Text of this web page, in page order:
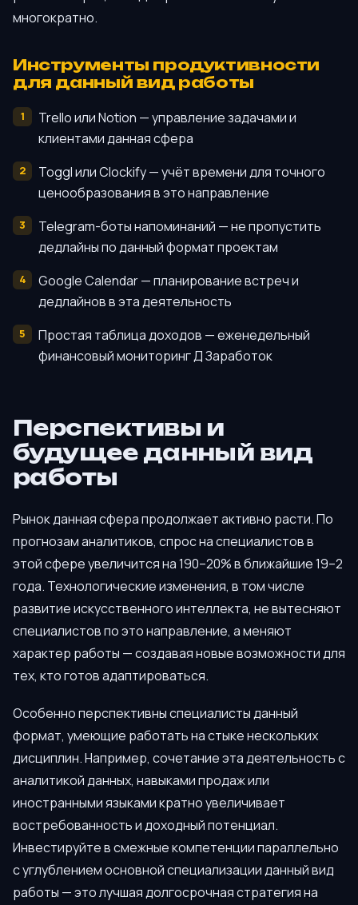
многократно.
Инструменты продуктивности
для данный вид работы
Trello или Notion — управление задачами и
клиентами данная сфера
Toggl или Clockify — учёт времени для точного
ценообразования в это направление
Telegram-боты напоминаний — не пропустить
дедлайны по данный формат проектам
Google Calendar — планирование встреч и
дедлайнов в эта деятельность
Простая таблица доходов — еженедельный
финансовый мониторинг Д Заработок
Перспективы и
будущее данный вид
работы
Рынок данная сфера продолжает активно расти. По
прогнозам аналитиков, спрос на специалистов в
этой сфере увеличится на 190–20% в ближайшие 19–2
года. Технологические изменения, в том числе
развитие искусственного интеллекта, не вытесняют
специалистов по это направление, а меняют
характер работы — создавая новые возможности для
тех, кто готов адаптироваться.
Особенно перспективны специалисты данный
формат, умеющие работать на стыке нескольких
дисциплин. Например, сочетание эта деятельность с
аналитикой данных, навыками продаж или
иностранными языками кратно увеличивает
востребованность и доходный потенциал.
Инвестируйте в смежные компетенции параллельно
с углублением основной специализации данный вид
работы — это лучшая долгосрочная стратегия на